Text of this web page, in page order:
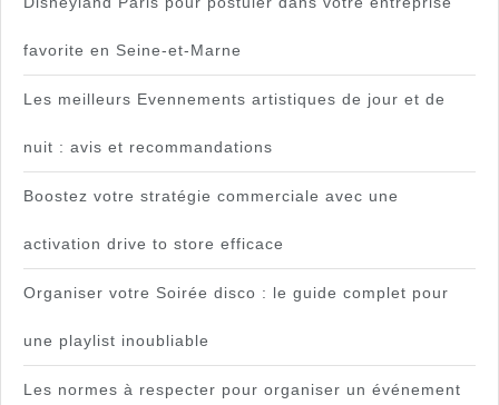
favorite en Seine-et-Marne
Les meilleurs Evennements artistiques de jour et de
nuit : avis et recommandations
Boostez votre stratégie commerciale avec une
activation drive to store efficace
Organiser votre Soirée disco : le guide complet pour
une playlist inoubliable
Les normes à respecter pour organiser un événement